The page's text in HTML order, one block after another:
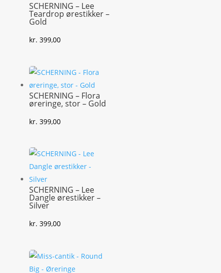
SCHERNING – Lee
Teardrop ørestikker –
Gold
kr. 399,00
SCHERNING – Flora
øreringe, stor – Gold
kr. 399,00
SCHERNING – Lee
Dangle ørestikker –
Silver
kr. 399,00